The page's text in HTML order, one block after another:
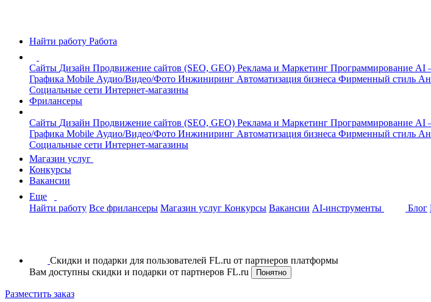
Найти работу Работа
Сайты Дизайн Продвижение сайтов (SEO, GEO) Реклама и Маркетинг Программирование AI
Графика Mobile Аудио/Видео/Фото Инжиниринг Автоматизация бизнеса Фирменный стиль
Социальные сети Интернет-магазины
Фрилансеры
Сайты Дизайн Продвижение сайтов (SEO, GEO) Реклама и Маркетинг Программирование AI
Графика Mobile Аудио/Видео/Фото Инжиниринг Автоматизация бизнеса Фирменный стиль
Социальные сети Интернет-магазины
Магазин услуг
Конкурсы
Вакансии
Еще
Найти работу Все фрилансеры Магазин услуг Конкурсы Вакансии AI-инструменты Блог
Скидки и подарки для пользователей FL.ru от партнеров платформы
Вам доступны скидки и подарки от партнеров FL.ru
Понятно
Разместить заказ